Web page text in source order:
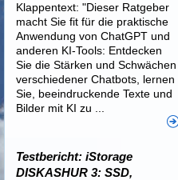
Klappentext: "Dieser Ratgeber
macht Sie fit für die praktische
Anwendung von ChatGPT und
anderen KI-Tools: Entdecken
Sie die Stärken und Schwächen
verschiedener Chatbots, lernen
Sie, beeindruckende Texte und
Bilder mit KI zu ...
Testbericht: iStorage
DISKASHUR 3: SSD,